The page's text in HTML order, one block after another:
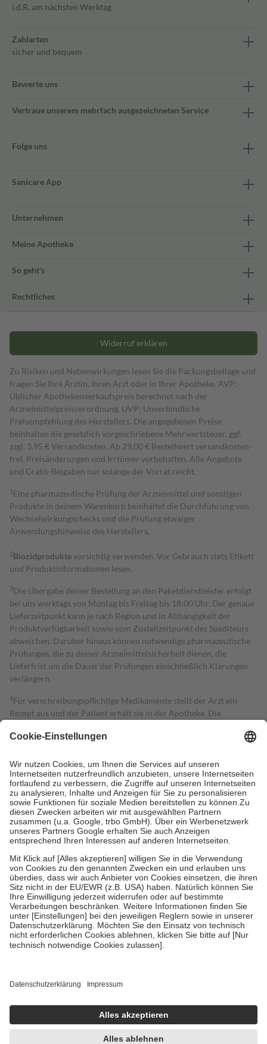
i.d.R. am nächsten Werktag
Zahlarten
sicher und bequem
Bewerte uns
Vertraue unserem mehrfach ausgezeichneten Service
Folge uns
Sanicare App
Unternehmen
Meine Apotheke
So geht's
Rechtliches
Widerruf erklären
Zu Risiken und Nebenwirkungen lesen Sie die Packungsbeilage und
fragen Sie Ihre Ärztin, Ihren Arzt oder in Ihrer Apotheke. AVP:
Üblicher Apothekenverkaufspreis berechnet nach der
Arzneimittelpreisverordnung. UVP: Unverbindliche
Preisempfehlung des Herstellers. Die angegebenen Preise
beinhalten die gesetzlich vorgeschriebene Mehrwertsteuer, ggf.
zzgl. 3,95 € Versandkosten. Ab 29,00 € Bestell­wert versand­kosten­
frei. Preisänderungen und Irrtümer vorbehalten. Alle Angebote
und Gratis-Beigaben nur solange der Vorrat reicht.
1 Eine pharmazeutische Prüfung der Arzneimittel und sonstigen
Produkte in deinem Warenkorb beinhaltet die Durchführung von
Wechselwirkungschecks und die Prüfung etwaiger
Anwendungshinweise des Herstellers.
2Biozidproduktevorsichtig verwenden. Vor Gebrauch stets Etikett
und Produktinformationen lesen.
3Die Übergabe deiner Bestellung an den Paketdienstleister erfolgt
bei uns werktags von Montag bis Freitag bis 18:00 Uhr. Der genaue
Lieferzeitpunkt kann je nach Region und in Abhängigkeit der
Produktverfügbarkeit sowie vom Zustellzeitpunkt des Spediteurs
abweichen. Darüber hinaus können notwendige pharmazeutische
Prüfungen, die zu deiner Arzneimittelsicherheit dienen, die
Lieferfrist um die Dauer der Prüfungen einschließlich Klärungen
verlängern.
4Für verschreibungspflichtige Medikamente stellt der Arzt ein
Rezept aus und der Patient erhält sie in der Apotheke. Die
Kosten dafür, der Versicherte trägt einen Teil davon als Zuzahlung
Grundsätzlich leisten Mitglieder Zuzahlungen in Höhe von zehn
Prozent des Abgabepreises,mindestensjedochfünf Euround
höchstens zehn Euro.Es sind jedoch nie mehr als die tatsächlichen
Kosten der Leistung zu entrichten.
Diese Regeln gelten grundsätzlich auch für Online-Apotheken.
Bei Heilmitteln und häuslicher Krankenpflege beträgt die
Zuzahlung zehn Prozent der Kosten sowie zehn Euro je
Um das Engagement der Versicherten für ihre eigene Gesundheit zu
stärken und die besondere Stellung der Familie zu unterstützen,
fallenkeine Zuzahlungen an bei:
• Kindern und Jugendlichen bis zum vollendeten 18. Lebensjahr
mit Ausnahme der Fahrkosten
• Untersuchungen zur Vorsorge und Früherkennung, die von der
GKV getragen werden
• empfohlenen Schutzimpfungen
Wir nutzen Trusted Shops als unabhängigen Dienstleister für die
getroffen, um sicherzustellen, dass es sich um echte Bewertungen
handelt. Mehr Informationen findest du hier:
https://help.etrusted.com/hc/de/articles/4419944605341